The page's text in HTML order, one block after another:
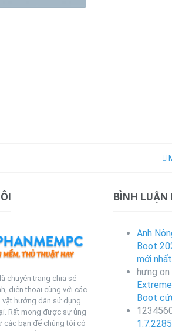
là chuyên trang chia sẻ
điện thoại cùng với các
vặt hướng dẫn sử dụng
Rất mong được sự ủng
các bạn để chúng tôi có
BÌNH LUẬN
Anh
Boot
mới
hưng on
Boot